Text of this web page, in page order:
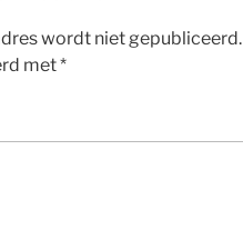
n
p
wordt niet gepubliceerd.
met*